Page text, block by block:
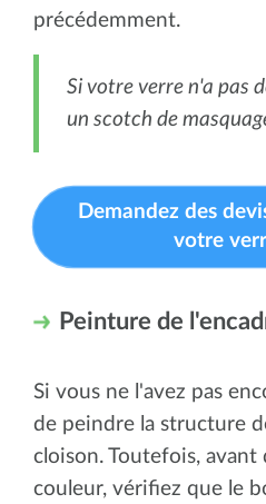
précédemment.
Si votre verre n'a pas
un scotch de
Demandez des
votre
Peinture de
Si vous ne l'avez pas
de peindre la structure
cloison. Toutefois, avant
couleur, vérifiez que le